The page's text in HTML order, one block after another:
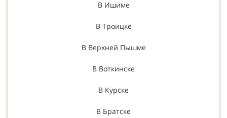
В Ишиме
В Троицке
В Верхней Пышме
В Воткинске
В Курске
В Братске